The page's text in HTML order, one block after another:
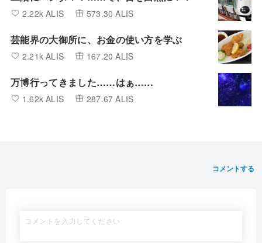
2.22k ALIS 573.30 ALIS
芸能界の大御所に、お金の使い方を学ぶ
2.21k ALIS 167.20 ALIS
万博行ってきました……はぁ……
1.62k ALIS 287.67 ALIS
コメントする